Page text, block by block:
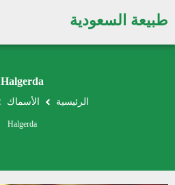
طبيعة السعودية
Halgerda
الرئيسية الأسماك
Halgerda